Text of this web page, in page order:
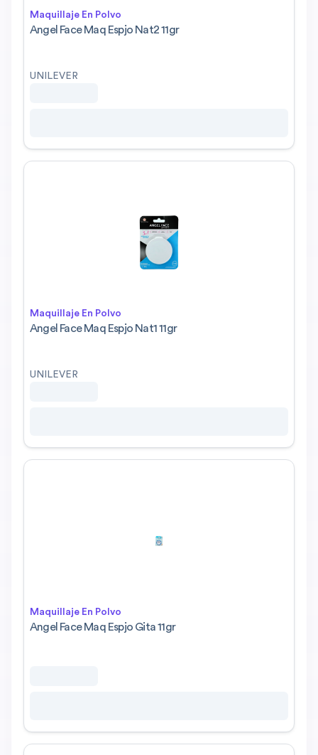
Maquillaje En Polvo
Angel Face Maq Espjo Nat2 11gr
UNILEVER
Maquillaje En Polvo
Angel Face Maq Espjo Nat1 11gr
UNILEVER
Maquillaje En Polvo
Angel Face Maq Espjo Gita 11gr